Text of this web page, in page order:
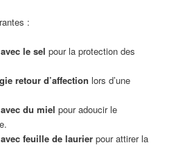
:
le sel pour la protection des
retour d’affection lors d’une
du miel pour adoucir le
feuille de laurierpour attirer la